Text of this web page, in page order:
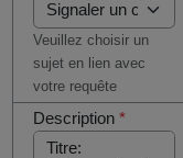
Veuillez choisir un
sujet en lien avec
votre requête
Description*